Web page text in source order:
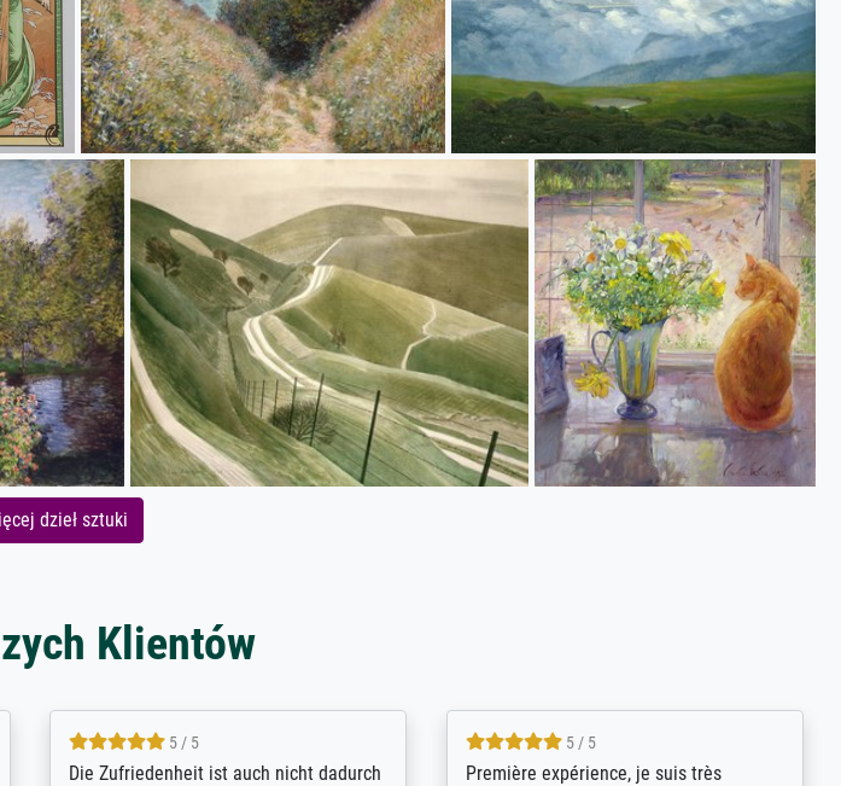
dzieł sztuki
Klientów
4.8 / 5
Hervorragende Qualität. Man kann sich
4.8 / 5
Qualité absolument irréprochable.